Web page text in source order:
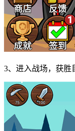
3、进入战场，获胜